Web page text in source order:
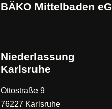
BÄKO Mittelbaden eG
Niederlassung
Karlsruhe
Ottostraße 9
76227 Karlsruhe